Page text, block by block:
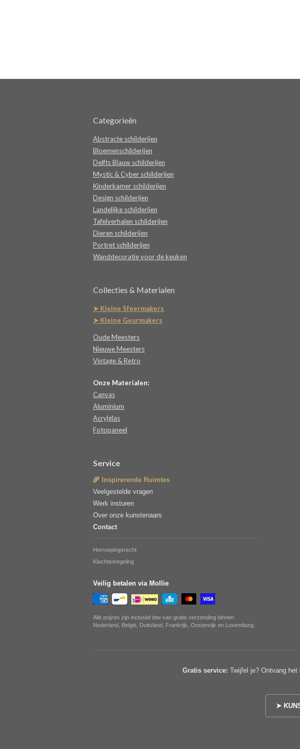
Categorieën
Abstracte schilderijen
Bloemenschilderijen
Delfts Blauw schilderijen
Mystic & Cyber schilderijen
Kinderkamer schilderijen
Design schilderijen
Landelijke schilderijen
Tafelverhalen schilderijen
Dieren schilderijen
Portret schilderijen
Wanddecoratie voor de keuken
Collecties & Materialen
➤ Kleine Sfeermakers
➤ Kleine Geurmakers
Oude Meesters
Nieuwe Meesters
Vintage & Retro
Onze Materialen:
Canvas
Aluminium
Acrylglas
Fotopaneel
Service
🌾 Inspirerende Ruimtes
Veelgestelde vragen
Werk insturen
Over onze kunstenaars
Contact
Herroepingsrecht
Klachtenregeling
Veilig betalen via Mollie
Alle prijzen zijn inclusief btw van gratis verzending binnen
Nederland, België, Duitsland, Frankrijk, Oostenrijk en Luxemburg.
Gratis service: Twijfel je? Ontvang
➤